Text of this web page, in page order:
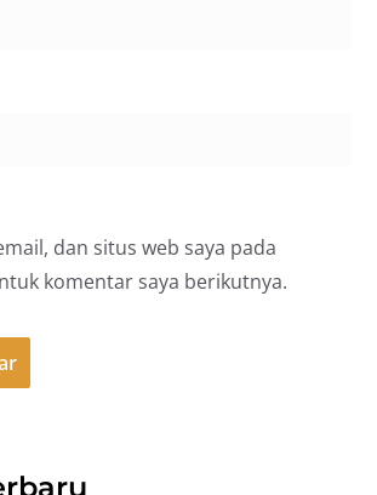
dan situs web saya pada
komentar saya berikutnya.